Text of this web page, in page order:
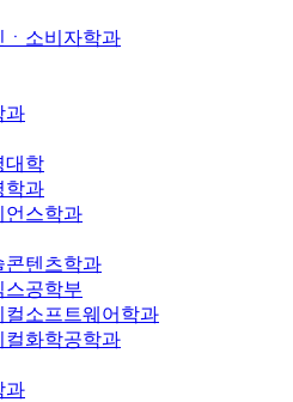
ㆍ소비자학과
과
대학
학과
언스학과
콘텐츠학과
스공학부
컬소프트웨어학과
컬화학공학과
과